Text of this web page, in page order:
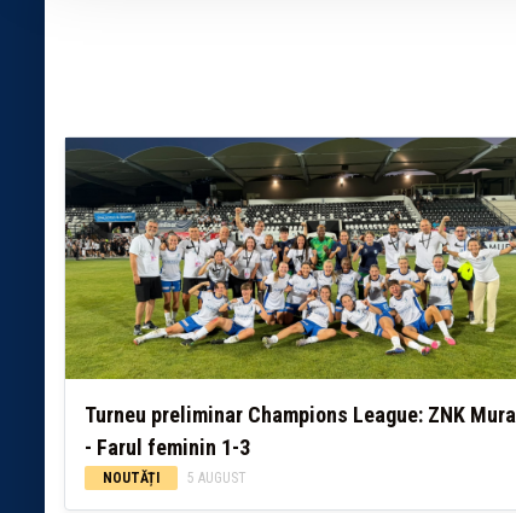
Turneu preliminar Champions League: ZNK Mura
- Farul feminin 1-3
NOUTĂȚI 5 AUGUST